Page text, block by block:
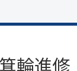
輪進修